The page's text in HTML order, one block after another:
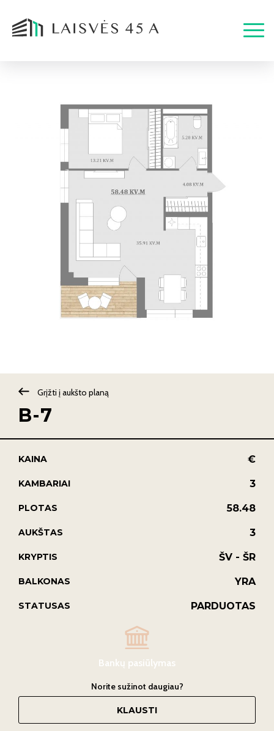
Grįžti į aukšto planą
B-7
KAINA €
KAMBARIAI 3
PLOTAS 58.48
AUKŠTAS 3
KRYPTIS ŠV - ŠR
BALKONAS YRA
STATUSAS PARDUOTAS
Bankų pasiūlymas
Norite sužinot daugiau?
KLAUSTI